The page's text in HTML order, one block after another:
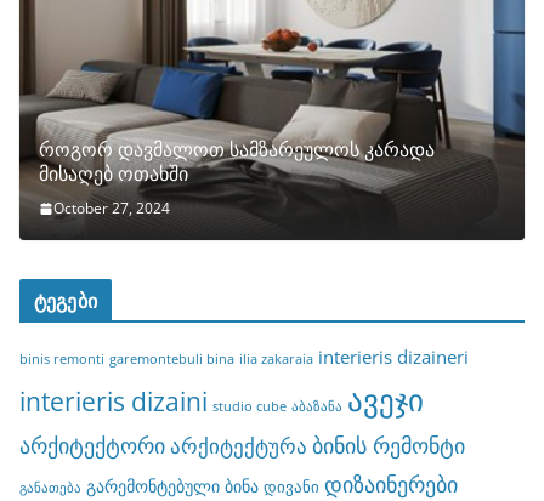
როგორ დავმალოთ სამზარეულოს კარადა
მისაღებ ოთახში
October 27, 2024
ტეგები
binis remonti garemontebuli bina ilia zakaraia interieris dizaineri
interieris dizaini studio cube აბაზანა ავეჯი
არქიტექტორიარქიტექტურა ბინის რემონტი
განათება გარემონტებული ბინა დივანი დიზაინერები